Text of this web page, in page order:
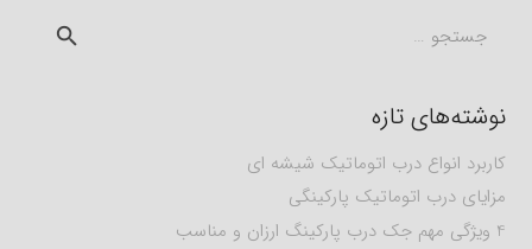
برای:
نوشته‌های تازه
کاربرد انواع درب اتوماتیک شیشه ای
مزایای درب اتوماتیک پارکینگی
4 ویژگی مهم جک درب پارکینگ ارزان و مناسب